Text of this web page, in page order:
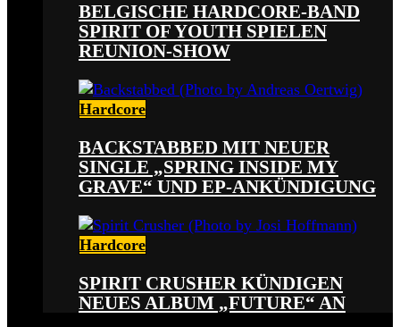
BELGISCHE HARDCORE-BAND
SPIRIT OF YOUTH SPIELEN
REUNION-SHOW
Hardcore
BACKSTABBED MIT NEUER
SINGLE „SPRING INSIDE MY
GRAVE“ UND EP-ANKÜNDIGUNG
Hardcore
SPIRIT CRUSHER KÜNDIGEN
NEUES ALBUM „FUTURE“ AN